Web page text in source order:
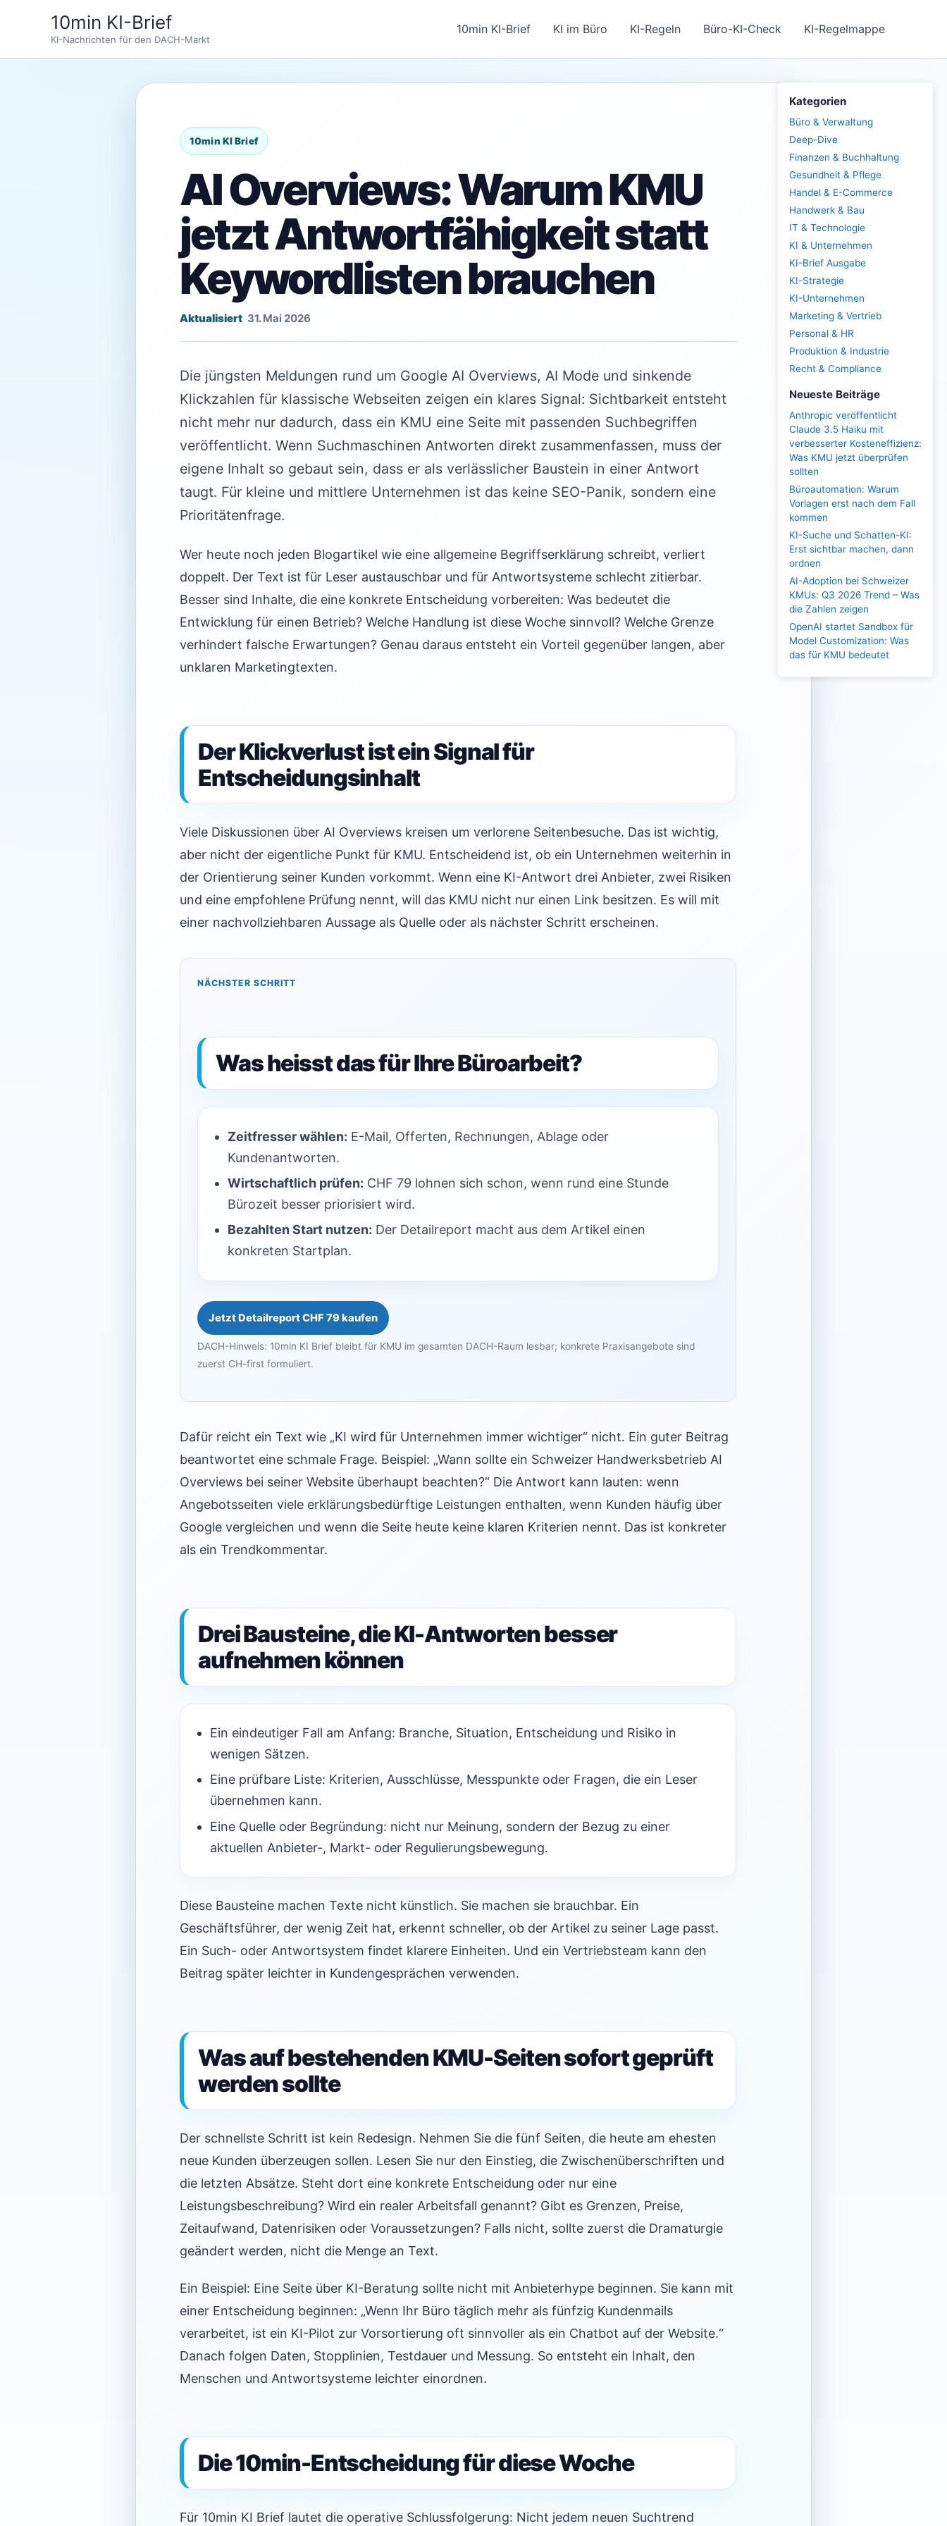
10min KI-Brief
KI-Nachrichten für den DACH-Markt
10min KI-Brief KI im Büro KI-Regeln Büro-KI-Check KI-Regelmappe
AI Overviews: Warum KMU
jetzt Antwortfähigkeit statt
Keywordlisten brauchen
31. Mai 2026
Die jüngsten Meldungen rund um Google AI Overviews, AI Mode und sinkende
Klickzahlen für klassische Webseiten zeigen ein klares Signal: Sichtbarkeit entsteht
nicht mehr nur dadurch, dass ein KMU eine Seite mit passenden Suchbegriffen
veröffentlicht. Wenn Suchmaschinen Antworten direkt zusammenfassen, muss der
eigene Inhalt so gebaut sein, dass er als verlässlicher Baustein in einer Antwort
taugt. Für kleine und mittlere Unternehmen ist das keine SEO-Panik, sondern eine
Prioritätenfrage.
Wer heute noch jeden Blogartikel wie eine allgemeine Begriffserklärung schreibt, verliert
doppelt. Der Text ist für Leser austauschbar und für Antwortsysteme schlecht zitierbar.
Besser sind Inhalte, die eine konkrete Entscheidung vorbereiten: Was bedeutet die
Entwicklung für einen Betrieb? Welche Handlung ist diese Woche sinnvoll? Welche Grenze
verhindert falsche Erwartungen? Genau daraus entsteht ein Vorteil gegenüber langen, aber
unklaren Marketingtexten.
Der Klickverlust ist ein Signal für
Entscheidungsinhalt
Viele Diskussionen über AI Overviews kreisen um verlorene Seitenbesuche. Das ist wichtig,
aber nicht der eigentliche Punkt für KMU. Entscheidend ist, ob ein Unternehmen weiterhin in
der Orientierung seiner Kunden vorkommt. Wenn eine KI-Antwort drei Anbieter, zwei Risiken
und eine empfohlene Prüfung nennt, will das KMU nicht nur einen Link besitzen. Es will mit
einer nachvollziehbaren Aussage als Quelle oder als nächster Schritt erscheinen.
NÄCHSTER SCHRITT
Was heisst das für Ihre Büroarbeit?
Zeitfresser wählen: E-Mail, Offerten, Rechnungen, Ablage oder
Kundenantworten.
Wirtschaftlich prüfen: CHF 79 lohnen sich schon, wenn rund eine Stunde
Bürozeit besser priorisiert wird.
Bezahlten Start nutzen: Der Detailreport macht aus dem Artikel einen
konkreten Startplan.
Jetzt Detailreport CHF 79 kaufen
DACH-Hinweis: 10min KI Brief bleibt für KMU im gesamten DACH-Raum lesbar; konkrete Praxisangebote sind
zuerst CH-first formuliert.
Dafür reicht ein Text wie „KI wird für Unternehmen immer wichtiger“ nicht. Ein guter Beitrag
beantwortet eine schmale Frage. Beispiel: „Wann sollte ein Schweizer Handwerksbetrieb AI
Overviews bei seiner Website überhaupt beachten?“ Die Antwort kann lauten: wenn
Angebotsseiten viele erklärungsbedürftige Leistungen enthalten, wenn Kunden häufig über
Google vergleichen und wenn die Seite heute keine klaren Kriterien nennt. Das ist konkreter
als ein Trendkommentar.
Drei Bausteine, die KI-Antworten besser
aufnehmen können
Ein eindeutiger Fall am Anfang: Branche, Situation, Entscheidung und Risiko in
wenigen Sätzen.
Eine prüfbare Liste: Kriterien, Ausschlüsse, Messpunkte oder Fragen, die ein Leser
übernehmen kann.
Eine Quelle oder Begründung: nicht nur Meinung, sondern der Bezug zu einer
aktuellen Anbieter-, Markt- oder Regulierungsbewegung.
Diese Bausteine machen Texte nicht künstlich. Sie machen sie brauchbar. Ein
Geschäftsführer, der wenig Zeit hat, erkennt schneller, ob der Artikel zu seiner Lage passt.
Ein Such- oder Antwortsystem findet klarere Einheiten. Und ein Vertriebsteam kann den
Beitrag später leichter in Kundengesprächen verwenden.
Was auf bestehenden KMU-Seiten sofort geprüft
werden sollte
Der schnellste Schritt ist kein Redesign. Nehmen Sie die fünf Seiten, die heute am ehesten
neue Kunden überzeugen sollen. Lesen Sie nur den Einstieg, die Zwischenüberschriften und
die letzten Absätze. Steht dort eine konkrete Entscheidung oder nur eine
Leistungsbeschreibung? Wird ein realer Arbeitsfall genannt? Gibt es Grenzen, Preise,
Zeitaufwand, Datenrisiken oder Voraussetzungen? Falls nicht, sollte zuerst die Dramaturgie
geändert werden, nicht die Menge an Text.
Ein Beispiel: Eine Seite über KI-Beratung sollte nicht mit Anbieterhype beginnen. Sie kann mit
einer Entscheidung beginnen: „Wenn Ihr Büro täglich mehr als fünfzig Kundenmails
verarbeitet, ist ein KI-Pilot zur Vorsortierung oft sinnvoller als ein Chatbot auf der Website.“
Danach folgen Daten, Stopplinien, Testdauer und Messung. So entsteht ein Inhalt, den
Menschen und Antwortsysteme leichter einordnen.
Die 10min-Entscheidung für diese Woche
Für 10min KI Brief lautet die operative Schlussfolgerung: Nicht jedem neuen Suchtrend
Kategorien
Büro & Verwaltung
Deep-Dive
Finanzen & Buchhaltung
Gesundheit & Pflege
Handel & E-Commerce
Handwerk & Bau
IT & Technologie
KI & Unternehmen
KI-Brief Ausgabe
KI-Strategie
KI-Unternehmen
Marketing & Vertrieb
Personal & HR
Produktion & Industrie
Recht & Compliance
Neueste Beiträge
Anthropic veröffentlicht
Claude 3.5 Haiku mit
verbesserter Kosteneffizienz:
Was KMU jetzt überprüfen
sollten
Büroautomation: Warum
Vorlagen erst nach dem Fall
kommen
KI-Suche und Schatten-KI:
Erst sichtbar machen, dann
ordnen
AI-Adoption bei Schweizer
KMUs: Q3 2026 Trend – Was
die Zahlen zeigen
OpenAI startet Sandbox für
Model Customization: Was
das für KMU bedeutet